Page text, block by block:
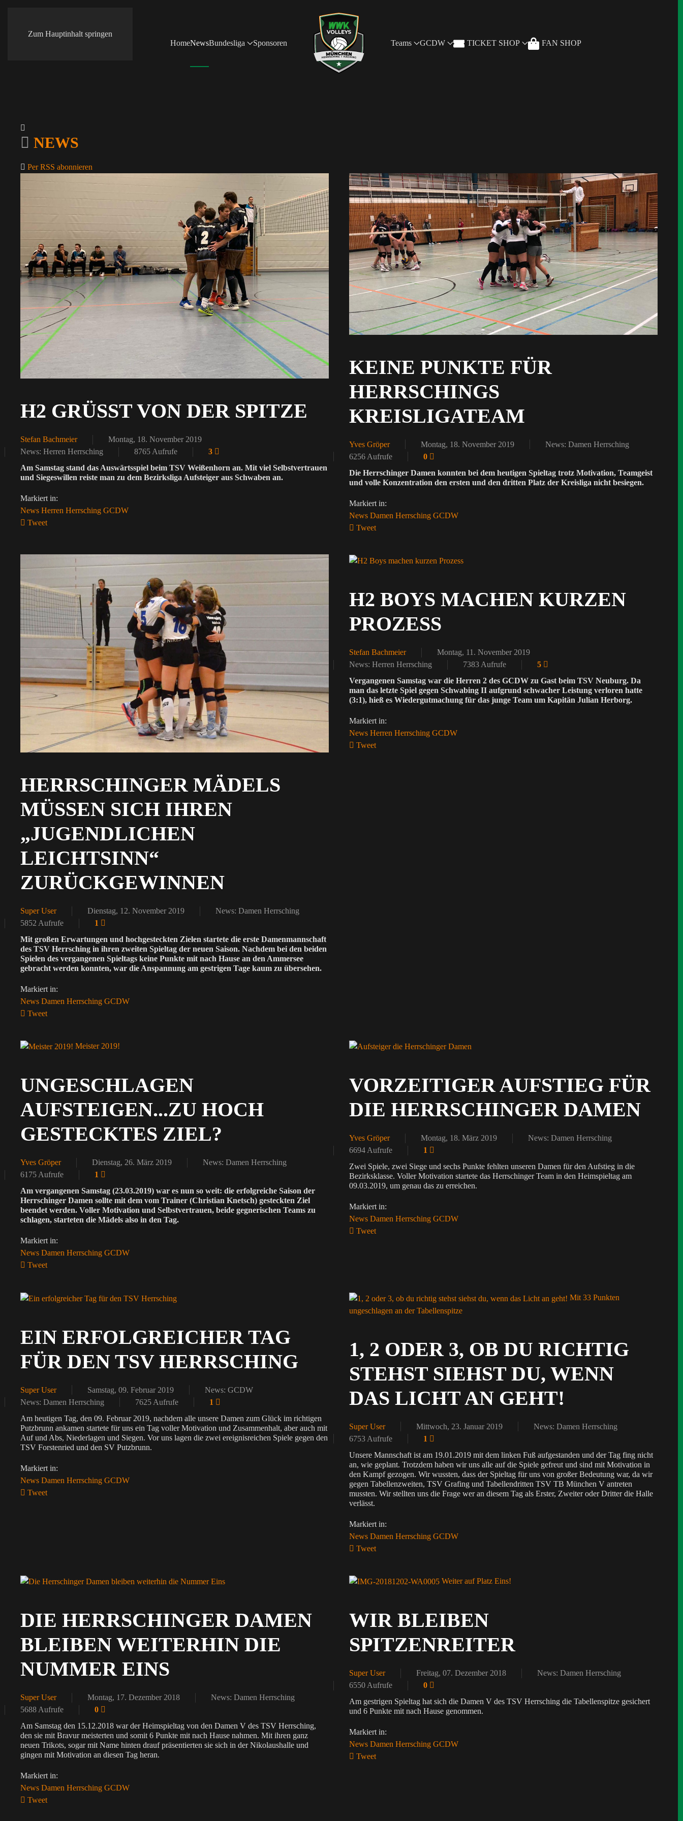
Zum Hauptinhalt springen
HomeNewsBundesliga Sponsoren Teams GCDW TICKET SHOP FAN SHOP
NEWS
Per RSS abonnieren
H2 GRÜSST VON DER SPITZE
Stefan Bachmeier
Montag, 18. November 2019
News: Herren Herrsching
8765 Aufrufe
3
Am Samstag stand das Auswärtsspiel beim TSV Weißenhorn an. Mit viel Selbstvertrauen
und Siegeswillen reiste man zu dem Bezirksliga Aufsteiger aus Schwaben an.
Markiert in:
News Herren Herrsching GCDW
Tweet
KEINE PUNKTE FÜR
HERRSCHINGS
KREISLIGATEAM
Yves Gröper Montag, 18. November 2019
News: Damen Herrsching
6256 Aufrufe
0
Die Herrschinger Damen konnten bei dem heutigen Spieltag trotz Motivation, Teamgeist
und volle Konzentration den ersten und den dritten Platz der Kreisliga nicht besiegen.
Markiert in:
News Damen Herrsching GCDW
Tweet
HERRSCHINGER MÄDELS
MÜSSEN SICH IHREN
„JUGENDLICHEN
LEICHTSINN“
ZURÜCKGEWINNEN
Super User Dienstag, 12. November 2019
News: Damen Herrsching
5852 Aufrufe
1
Mit großen Erwartungen und hochgesteckten Zielen startete die erste Damenmannschaft
des TSV Herrsching in ihren zweiten Spieltag der neuen Saison. Nachdem bei den beiden
Spielen des vergangenen Spieltags keine Punkte mit nach Hause an den Ammersee
gebracht werden konnten, war die Anspannung am gestrigen Tage kaum zu übersehen.
Markiert in:
News Damen Herrsching GCDW
Tweet
H2 BOYS MACHEN KURZEN
PROZESS
Stefan Bachmeier
Montag, 11. November 2019
News: Herren Herrsching
7383 Aufrufe
5
Vergangenen Samstag war die Herren 2 des GCDW zu Gast beim TSV Neuburg. Da
man das letzte Spiel gegen Schwabing II aufgrund schwacher Leistung verloren hatte
(3:1), hieß es Wiedergutmachung für das junge Team um Kapitän Julian Herborg.
Markiert in:
News Herren Herrsching GCDW
Tweet
Meister 2019!
UNGESCHLAGEN
AUFSTEIGEN...ZU HOCH
GESTECKTES ZIEL?
Yves Gröper Dienstag, 26. März 2019
News: Damen Herrsching
6175 Aufrufe
1
Am vergangenen Samstag (23.03.2019) war es nun so weit: die erfolgreiche Saison der
Herrschinger Damen sollte mit dem vom Trainer (Christian Knetsch) gesteckten Ziel
beendet werden. Voller Motivation und Selbstvertrauen, beide gegnerischen Teams zu
schlagen, starteten die Mädels also in den Tag.
Markiert in:
News Damen Herrsching GCDW
Tweet
VORZEITIGER AUFSTIEG FÜR
DIE HERRSCHINGER DAMEN
Yves Gröper Montag, 18. März 2019
News: Damen Herrsching
6694 Aufrufe
1
Zwei Spiele, zwei Siege und sechs Punkte fehlten unseren Damen für den Aufstieg in die
Bezirksklasse. Voller Motivation startete das Herrschinger Team in den Heimspieltag am
09.03.2019, um genau das zu erreichen.
Markiert in:
News Damen Herrsching GCDW
Tweet
EIN ERFOLGREICHER TAG
FÜR DEN TSV HERRSCHING
Super User Samstag, 09. Februar 2019
News: GCDW
News: Damen Herrsching
7625 Aufrufe
1
Am heutigen Tag, den 09. Februar 2019, nachdem alle unsere Damen zum Glück im richtigen
Putzbrunn ankamen startete für uns ein Tag voller Motivation und Zusammenhalt, aber auch mit
Auf und Abs, Niederlagen und Siegen. Vor uns lagen die zwei ereignisreichen Spiele gegen den
TSV Forstenried und den SV Putzbrunn.
Markiert in:
News Damen Herrsching GCDW
Tweet
Mit 33 Punkten
ungeschlagen an der Tabellenspitze
1, 2 ODER 3, OB DU RICHTIG
STEHST SIEHST DU, WENN
DAS LICHT AN GEHT!
Super User Mittwoch, 23. Januar 2019
News: Damen Herrsching
6753 Aufrufe
1
Unsere Mannschaft ist am 19.01.2019 mit dem linken Fuß aufgestanden und der Tag fing nicht
an, wie geplant. Trotzdem haben wir uns alle auf die Spiele gefreut und sind mit Motivation in
den Kampf gezogen. Wir wussten, dass der Spieltag für uns von großer Bedeutung war, da wir
gegen Tabellenzweiten, TSV Grafing und Tabellendritten TSV TB München V antreten
mussten. Wir stellten uns die Frage wer an diesem Tag als Erster, Zweiter oder Dritter die Halle
verlässt.
Markiert in:
News Damen Herrsching GCDW
Tweet
DIE HERRSCHINGER DAMEN
BLEIBEN WEITERHIN DIE
NUMMER EINS
Super User Montag, 17. Dezember 2018
News: Damen Herrsching
5688 Aufrufe
0
Am Samstag den 15.12.2018 war der Heimspieltag von den Damen V des TSV Herrsching,
den sie mit Bravur meisterten und somit 6 Punkte mit nach Hause nahmen. Mit ihren ganz
neuen Trikots, sogar mit Name hinten drauf präsentierten sie sich in der Nikolaushalle und
gingen mit Motivation an diesen Tag heran.
Markiert in:
News Damen Herrsching GCDW
Tweet
Weiter auf Platz Eins!
WIR BLEIBEN
SPITZENREITER
Super User Freitag, 07. Dezember 2018
News: Damen Herrsching
6550 Aufrufe
0
Am gestrigen Spieltag hat sich die Damen V des TSV Herrsching die Tabellenspitze gesichert
und 6 Punkte mit nach Hause genommen.
Markiert in:
News Damen Herrsching GCDW
Tweet